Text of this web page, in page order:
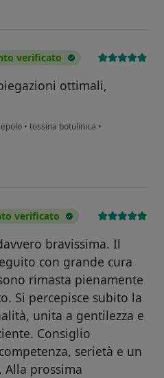
verificato
ottimali,
• tossina botulinica •
verificato
bravissima. Il
con grande cura
rimasta pienamente
Si percepisce subito la
unita a gentilezza e
Consiglio
serietà e un
prossima